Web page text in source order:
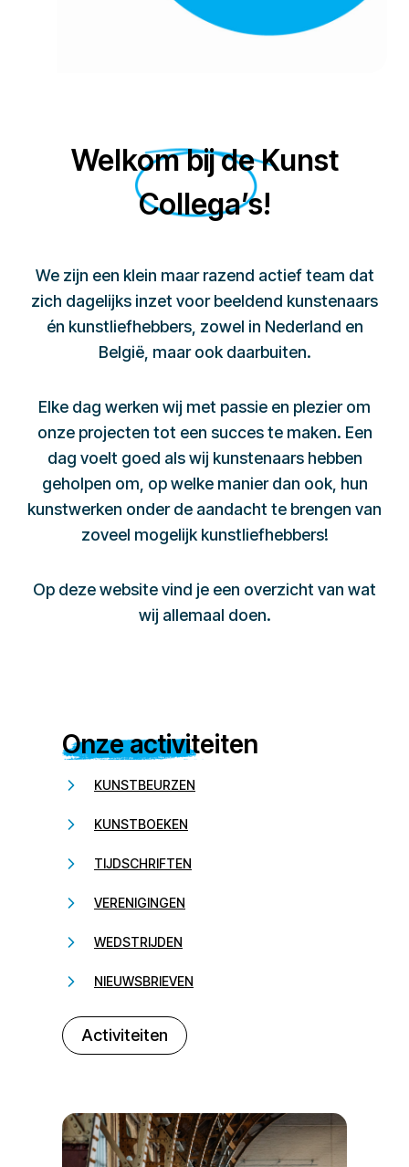
Welkom bij de Kunst
Collega’s!
We zijn een klein maar razend actief team dat
zich dagelijks inzet voor beeldend kunstenaars
én kunstliefhebbers, zowel in Nederland en
België, maar ook daarbuiten.
Elke dag werken wij met passie en plezier om
onze projecten tot een succes te maken. Een
dag voelt goed als wij kunstenaars hebben
geholpen om, op welke manier dan ook, hun
kunstwerken onder de aandacht te brengen van
zoveel mogelijk kunstliefhebbers!
Op deze website vind je een overzicht van wat
wij allemaal doen.
Onze activiteiten
KUNSTBEURZEN
KUNSTBOEKEN
TIJDSCHRIFTEN
VERENIGINGEN
WEDSTRIJDEN
NIEUWSBRIEVEN
Activiteiten
232323